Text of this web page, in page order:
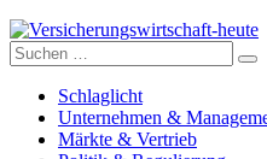
Versicherungswirtschaft-heute
Suche
nach:
Schlaglicht
Unternehmen &
Märkte & Vertrieb